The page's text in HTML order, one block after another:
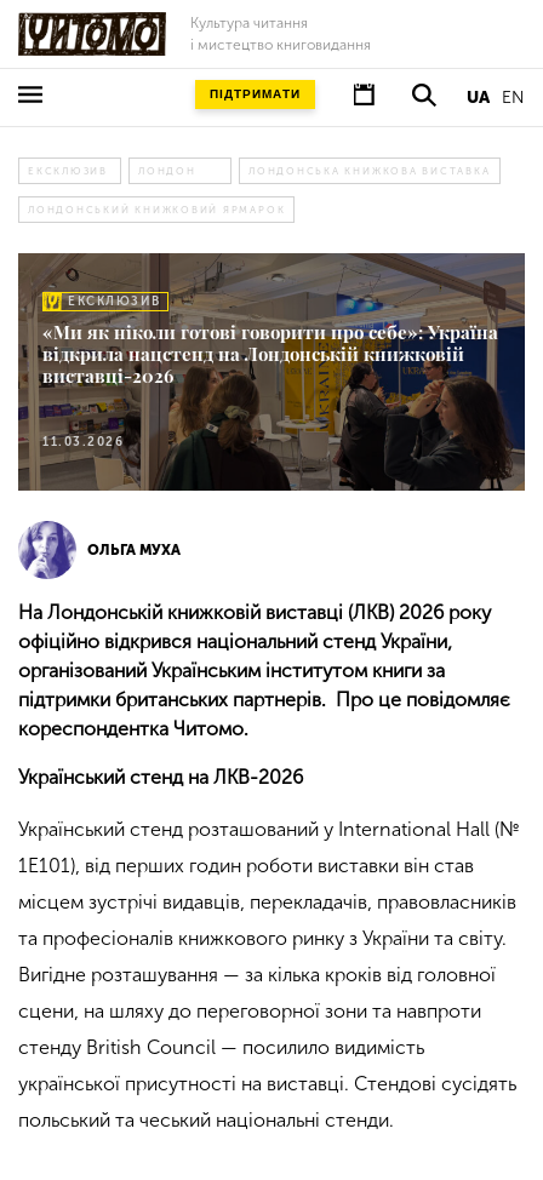
Культура читання
і мистецтво книговидання
UA EN
ПІДТРИМАТИ
ЕКСКЛЮЗИВ ЛОНДОН ЛОНДОНСЬКА КНИЖКОВА ВИСТАВКА
ЛОНДОНСЬКИЙ КНИЖКОВИЙ ЯРМАРОК
ЕКСКЛЮЗИВ
«Ми як ніколи готові говорити про себе»: Україна
відкрила нацстенд на Лондонській книжковій
виставці-2026
11.03.2026
ОЛЬГА МУХА
На Лондонській книжковій виставці (ЛКВ) 2026 року
офіційно відкрився національний стенд України,
організований Українським інститутом книги за
підтримки британських партнерів. Про це повідомляє
кореспондентка Читомо.
Український стенд на ЛКВ-2026
Український стенд розташований у International Hall (№
1E101), від перших годин роботи виставки він став
місцем зустрічі видавців, перекладачів, правовласників
та професіоналів книжкового ринку з України та світу.
Вигідне розташування — за кілька кроків від головної
сцени, на шляху до переговорної зони та навпроти
стенду British Council — посилило видимість
української присутності на виставці. Стендові сусідять
польський та чеський національні стенди.